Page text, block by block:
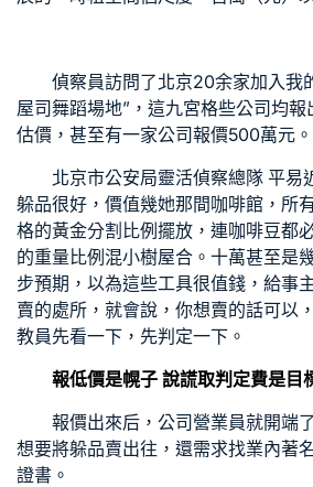
偵察員訪問了北京20余家加入我
屋司舞蹈場地”，這九宮格些公司均報
估價，甚至有一家公司報價500萬元。
北京市公安局靈活偵察總隊 平易
躲品很好，價值幾她那間咖啡館，所
格的黃金分割比例擺放，連咖啡豆都
的重量比例混小樹屋合。十萬甚至是
步預期，以為這些工具很值錢，給事
賣的處所，就會說，你想賣的話可以
教員先看一下，先判定一下。
報低價是幌子 說謊取判定費是目
報價出來后，公司營業員就開端
想要將躲品賣出往，還需求找業內著
證書。